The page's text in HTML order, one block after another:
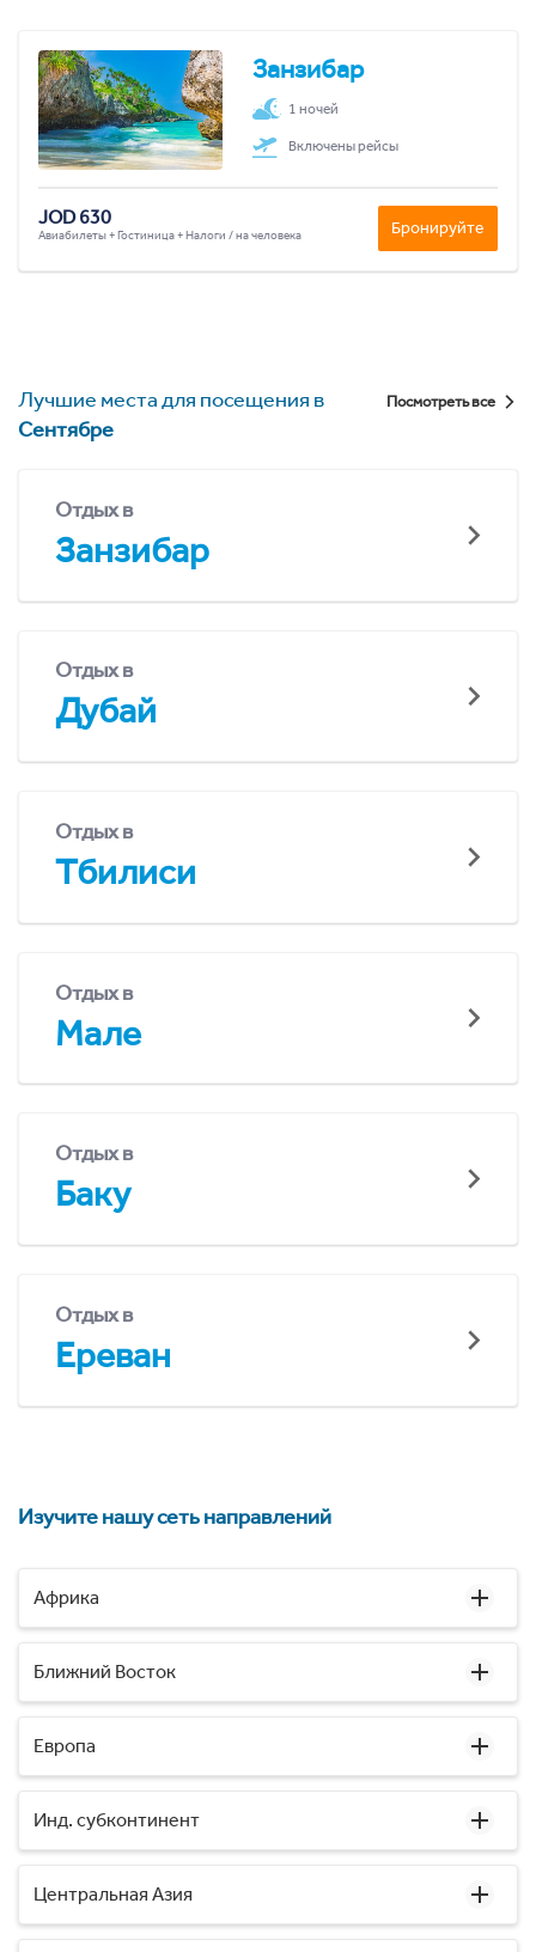
Занзибар
1 ночей
Включены рейсы
JOD 630
Авиабилеты + Гостиница + Налоги / на человека Бронируйте
Лучшие места для посещения в
Сентябре
Посмотреть все
Отдых в
Занзибар
Отдых в
Дубай
Отдых в
Тбилиси
Отдых в
Мале
Отдых в
Баку
Отдых в
Ереван
Изучите нашу сеть направлений
Африка
Ближний Восток
Европа
Инд. субконтинент
Центральная Азия